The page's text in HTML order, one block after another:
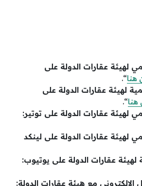
لهيئة عقارات الدولة على
هنا“.
لهيئة عقارات الدولة على
“.
لهيئة عقارات الدولة على توتير:
لهيئة عقارات الدولة على لينكد
لهيئة عقارات الدولة على يوتيوب:
الإلكتروني مع هيئة عقارات الدولة: